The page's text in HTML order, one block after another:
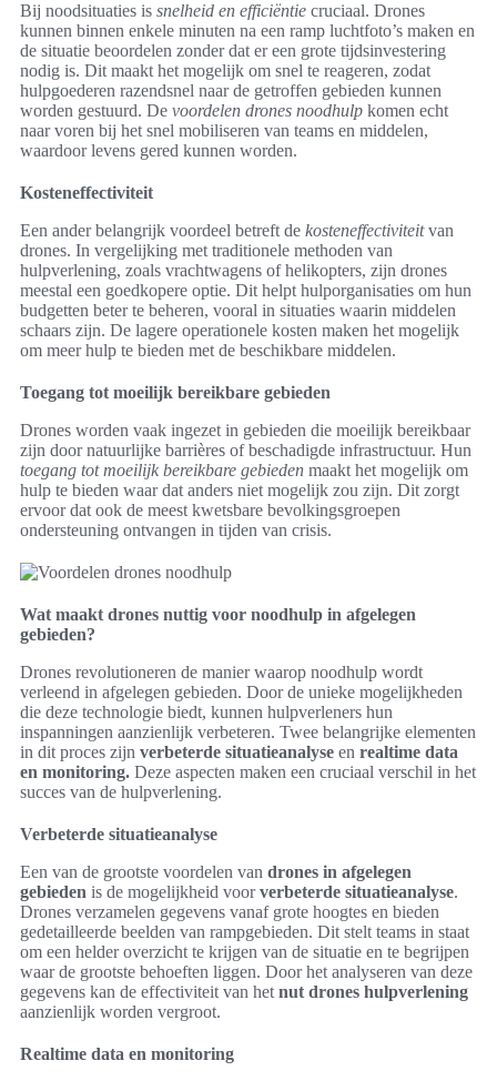
Bij noodsituaties is snelheid en efficiëntie cruciaal. Drones
kunnen binnen enkele minuten na een ramp luchtfoto’s maken en
de situatie beoordelen zonder dat er een grote tijdsinvestering
nodig is. Dit maakt het mogelijk om snel te reageren, zodat
hulpgoederen razendsnel naar de getroffen gebieden kunnen
worden gestuurd. De voordelen drones noodhulp komen echt
naar voren bij het snel mobiliseren van teams en middelen,
waardoor levens gered kunnen worden.
Kosteneffectiviteit
Een ander belangrijk voordeel betreft de kosteneffectiviteitvan
drones. In vergelijking met traditionele methoden van
hulpverlening, zoals vrachtwagens of helikopters, zijn drones
meestal een goedkopere optie. Dit helpt hulporganisaties om hun
budgetten beter te beheren, vooral in situaties waarin middelen
schaars zijn. De lagere operationele kosten maken het mogelijk
om meer hulp te bieden met de beschikbare middelen.
Toegang tot moeilijk bereikbare gebieden
Drones worden vaak ingezet in gebieden die moeilijk bereikbaar
zijn door natuurlijke barrières of beschadigde infrastructuur. Hun
toegang tot moeilijk bereikbare gebieden maakt het mogelijk om
hulp te bieden waar dat anders niet mogelijk zou zijn. Dit zorgt
ervoor dat ook de meest kwetsbare bevolkingsgroepen
ondersteuning ontvangen in tijden van crisis.
Wat maakt drones nuttig voor noodhulp in afgelegen
gebieden?
Drones revolutioneren de manier waarop noodhulp wordt
verleend in afgelegen gebieden. Door de unieke mogelijkheden
die deze technologie biedt, kunnen hulpverleners hun
inspanningen aanzienlijk verbeteren. Twee belangrijke elementen
in dit proces zijn verbeterde situatieanalyse en realtime data
en monitoring. Deze aspecten maken een cruciaal verschil in het
succes van de hulpverlening.
Verbeterde situatieanalyse
Een van de grootste voordelen van drones in afgelegen
gebieden is de mogelijkheid voorverbeterde situatieanalyse.
Drones verzamelen gegevens vanaf grote hoogtes en bieden
gedetailleerde beelden van rampgebieden. Dit stelt teams in staat
om een helder overzicht te krijgen van de situatie en te begrijpen
waar de grootste behoeften liggen. Door het analyseren van deze
gegevens kan de effectiviteit van het nut drones hulpverlening
aanzienlijk worden vergroot.
Realtime data en monitoring